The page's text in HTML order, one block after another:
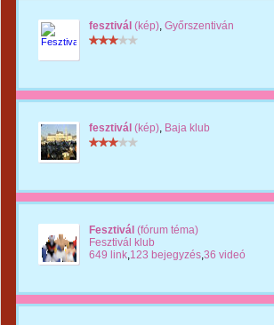
fesztivál (kép), Győrszentiván
fesztivál (kép), Baja klub
Fesztivál (fórum téma)
Fesztivál klub
649 link,123 bejegyzés,36 videó